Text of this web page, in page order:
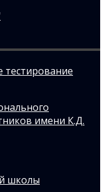
тестирование
имени К.Д.
школы